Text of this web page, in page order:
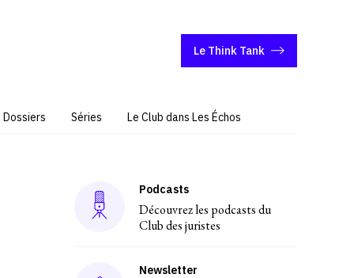
Le Think Tank
Dossiers Séries Le Club dans Les Échos
Podcasts
Découvrez les podcasts du
Club des juristes
Newsletter